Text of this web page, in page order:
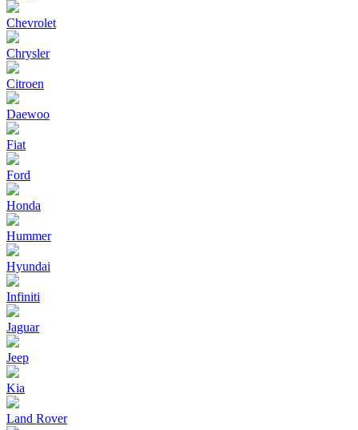
Chevrolet
Chrysler
Citroen
Daewoo
Fiat
Ford
Honda
Hummer
Hyundai
Infiniti
Jaguar
Jeep
Kia
Land Rover